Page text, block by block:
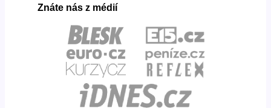
Znáte nás z médií